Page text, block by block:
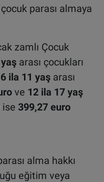
parası almaya
zamlı Çocuk
arası çocukları
6 ila 11 yaşarası
ve 12 ila 17 yaş
ise 399,27 euro
alma hakkı
eğitim veya